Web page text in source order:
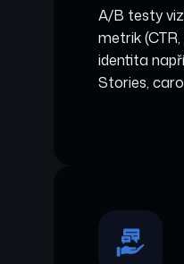
A/B testy
metrik
identita
Stories,